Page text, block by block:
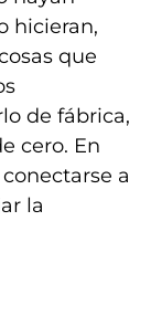
hicieran,
que
de fábrica,
cero. En
a
la